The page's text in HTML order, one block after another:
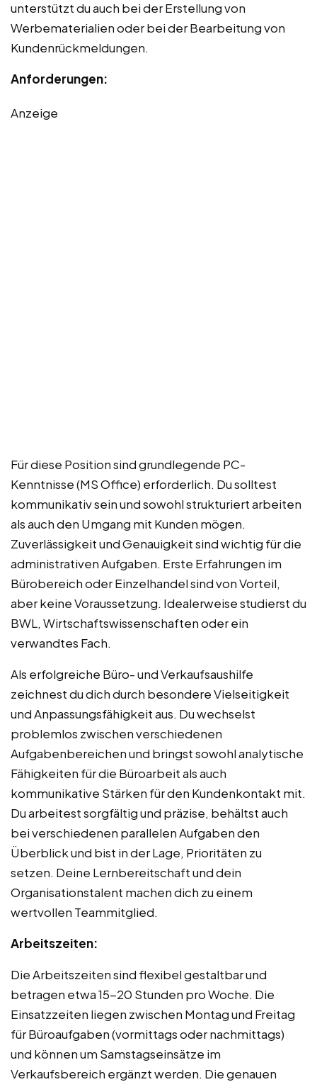
unterstützt du auch bei der Erstellung von
Werbematerialien oder bei der Bearbeitung von
Kundenrückmeldungen.
Anforderungen:
Anzeige
Für diese Position sind grundlegende PC-
Kenntnisse (MS Office) erforderlich. Du solltest
kommunikativ sein und sowohl strukturiert arbeiten
als auch den Umgang mit Kunden mögen.
Zuverlässigkeit und Genauigkeit sind wichtig für die
administrativen Aufgaben. Erste Erfahrungen im
Bürobereich oder Einzelhandel sind von Vorteil,
aber keine Voraussetzung. Idealerweise studierst du
BWL, Wirtschaftswissenschaften oder ein
verwandtes Fach.
Als erfolgreiche Büro- und Verkaufsaushilfe
zeichnest du dich durch besondere Vielseitigkeit
und Anpassungsfähigkeit aus. Du wechselst
problemlos zwischen verschiedenen
Aufgabenbereichen und bringst sowohl analytische
Fähigkeiten für die Büroarbeit als auch
kommunikative Stärken für den Kundenkontakt mit.
Du arbeitest sorgfältig und präzise, behältst auch
bei verschiedenen parallelen Aufgaben den
Überblick und bist in der Lage, Prioritäten zu
setzen. Deine Lernbereitschaft und dein
Organisationstalent machen dich zu einem
wertvollen Teammitglied.
Arbeitszeiten:
Die Arbeitszeiten sind flexibel gestaltbar und
betragen etwa 15-20 Stunden pro Woche. Die
Einsatzzeiten liegen zwischen Montag und Freitag
für Büroaufgaben (vormittags oder nachmittags)
und können um Samstagseinsätze im
Verkaufsbereich ergänzt werden. Die genauen